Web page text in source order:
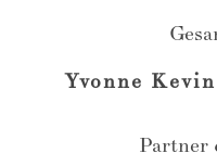
Yvonne
Partner